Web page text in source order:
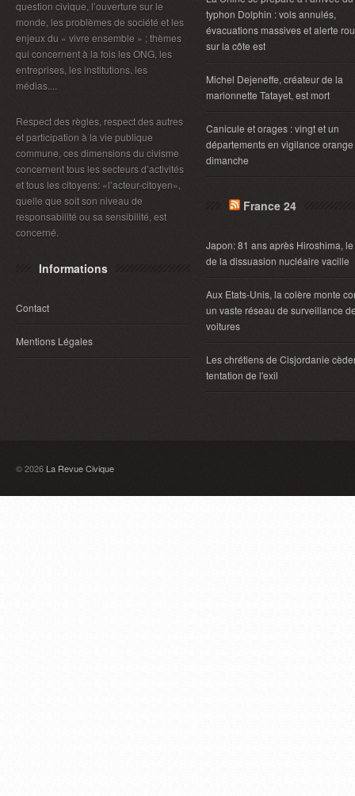
question civique, l’ouverture sur le
monde, les problèmes de société et les
enjeux du « vivre ensemble » ; thèmes
qui concernent à la fois les ONG, les
entreprises, les institutions, les
médias....
Respect des règles, respect des autres
et participation à la vie publique
commune, ces dimensions du civisme
concernent tous les secteurs d’activités
et tous les citoyens: «l’acteur-citoyen»,
quelle que soit son niveau de
responsabilité ou sa sensibilité, est
concerné.
Informations
Contact
Mentions Légales
typhon Dolphin : vols annulés,
évacuations massives et alerte
sur la côte est
Michel Dejeneffe, créateur de la
marionnette Tatayet, est mort
Canicule et orages : vingt et un
départements en vigilance orange
dimanche
France 24
Japon: 81 ans après Hiroshima,
de la dissuasion nucléaire vacille
Aux Etats-Unis, la colère monte
un vaste réseau de surveillance
voitures
Les chrétiens de Cisjordanie
tentation de l'exil
© 2026 La Revue Civique